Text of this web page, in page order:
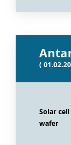
(
Solar
wafer